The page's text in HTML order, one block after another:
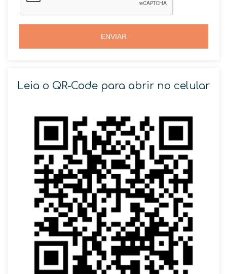
ENVIAR
Leia o QR-Code para abrir no celular